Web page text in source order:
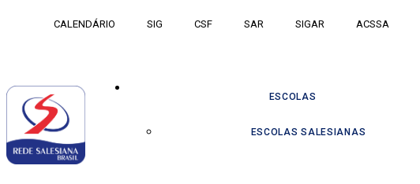
CALENDÁRIO SIG CSF SAR SIGAR ACSSA
ESCOLAS
ESCOLAS SALESIANAS